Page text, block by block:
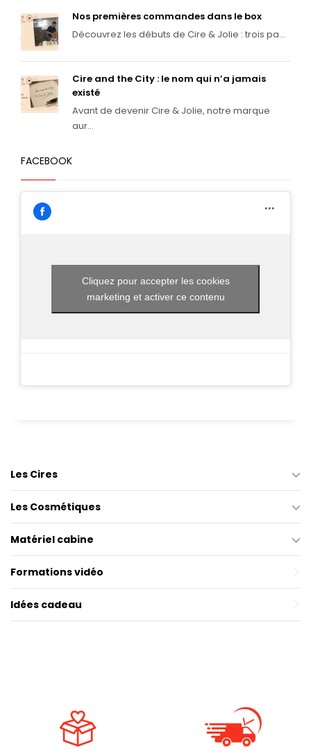
Nos premières commandes dans le box
Découvrez les débuts de Cire & Jolie : trois pa...
Cire and the City : le nom qui n’a jamais
existé
Avant de devenir Cire & Jolie, notre marque
aur...
FACEBOOK
Cliquez pour accepter les cookies
marketing et activer ce contenu
Les Cires
Les Cosmétiques
Matériel cabine
Formations vidéo
Idées cadeau